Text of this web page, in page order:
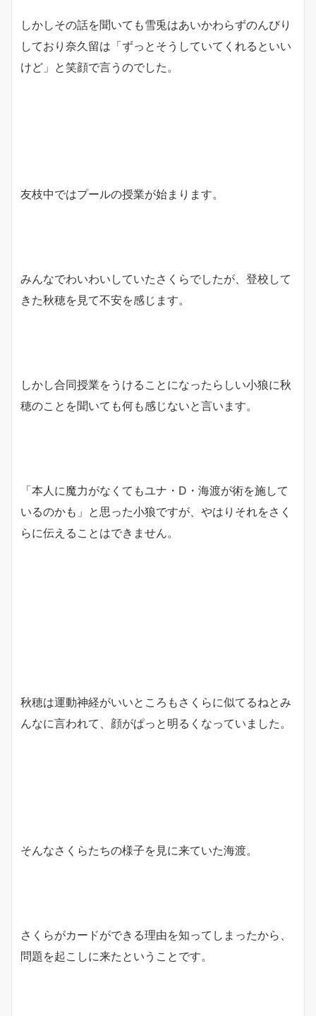
しかしその話を聞いても雪兎はあいかわらずのんびり
しており奈久留は「ずっとそうしていてくれるといい
けど」と笑顔で言うのでした。
友枝中ではプールの授業が始まります。
みんなでわいわいしていたさくらでしたが、登校して
きた秋穂を見て不安を感じます。
しかし合同授業をうけることになったらしい小狼に秋
穂のことを聞いても何も感じないと言います。
「本人に魔力がなくてもユナ・D・海渡が術を施して
いるのかも」と思った小狼ですが、やはりそれをさく
らに伝えることはできません。
秋穂は運動神経がいいところもさくらに似てるねとみ
んなに言われて、顔がぱっと明るくなっていました。
そんなさくらたちの様子を見に来ていた海渡。
さくらがカードができる理由を知ってしまったから、
問題を起こしに来たということです。